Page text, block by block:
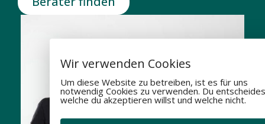
Wir verwenden Cookies
Um diese Website zu betreiben, ist es für uns
notwendig Cookies zu verwenden. Du
welche du akzeptieren willst und welche nicht.